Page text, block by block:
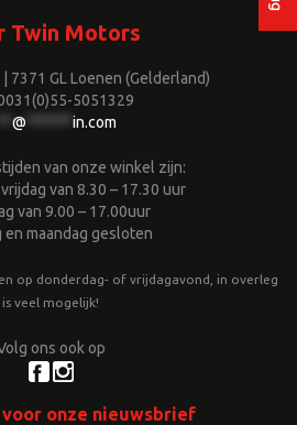
Twin Motors
7371 GL Loenen (Gelderland)
5051329
@ in.com
van onze winkel zijn:
van 8.30 – 17.30 uur
van 9.00 – 17.00uur
en maandag gesloten
op donderdag- of vrijdagavond, in overleg
is veel mogelijk!
ons ook op
voor onze nieuwsbrief